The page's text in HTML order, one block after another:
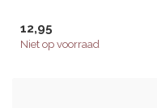
12,95
Niet op voorraad